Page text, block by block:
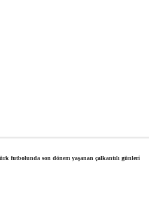
futbolunda son dönem yaşanan çalkantılı günleri